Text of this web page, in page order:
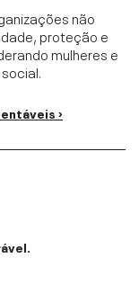
não
proteção e
mulheres e
›